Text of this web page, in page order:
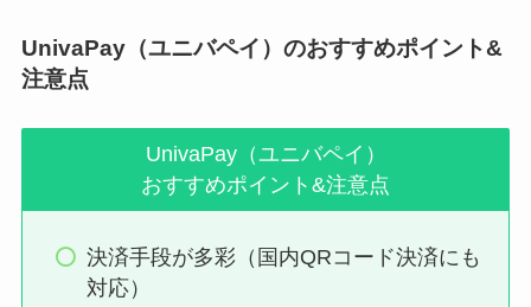
UnivaPay（ユニバペイ）のおすすめポイント&
注意点
UnivaPay（ユニバペイ）
おすすめポイント&注意点
決済手段が多彩（国内QRコード決済にも
対応）